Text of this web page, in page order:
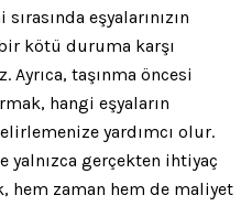
eşyalarınızın
kötü duruma karşı
taşınma öncesi
hangi eşyaların
yardımcı olur.
yalnızca gerçekten ihtiyaç
hem zaman hem de maliyet